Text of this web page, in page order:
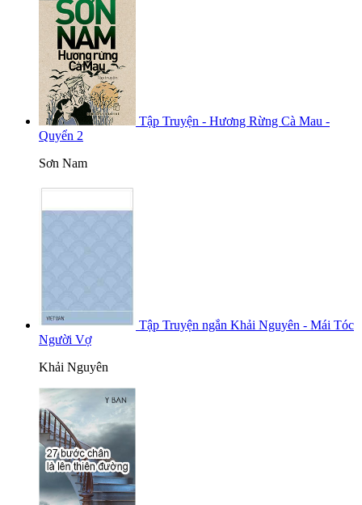
Tập Truyện - Hương Rừng Cà Mau -
Quyển 2
Sơn Nam
Tập Truyện ngắn Khải Nguyên - Mái Tóc
Người Vợ
Khải Nguyên